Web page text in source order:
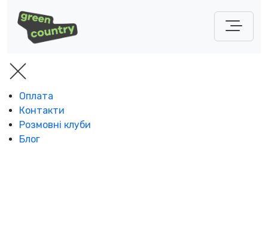
Оплата
Контакти
Розмовні клуби
Блог